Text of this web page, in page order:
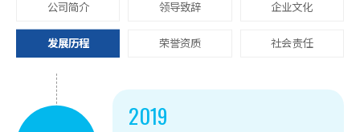
公司简介 领导致辞 企业文化
发展历程 荣誉资质 社会责任
2019